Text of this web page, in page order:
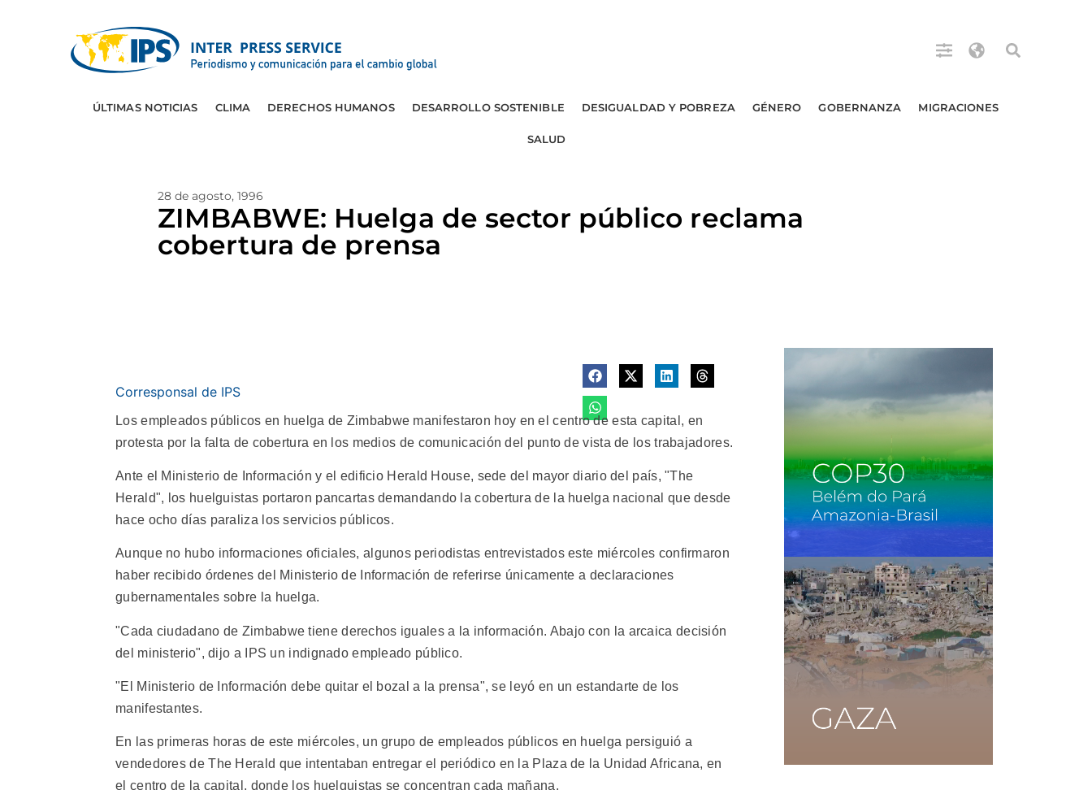
ÚLTIMAS NOTICIAS CLIMA DERECHOS HUMANOS DESARROLLO SOSTENIBLE DESIGUALDAD Y POBREZA GÉNERO GOBERNANZA MIGRACIONES
SALUD
28 de agosto, 1996
ZIMBABWE: Huelga de sector público reclama
cobertura de prensa
Corresponsal de IPS
Los empleados públicos en huelga de Zimbabwe manifestaron hoy en el centro de esta capital, en
protesta por la falta de cobertura en los medios de comunicación del punto de vista de los trabajadores.
Ante el Ministerio de Información y el edificio Herald House, sede del mayor diario del país, "The
Herald", los huelguistas portaron pancartas demandando la cobertura de la huelga nacional que desde
hace ocho días paraliza los servicios públicos.
Aunque no hubo informaciones oficiales, algunos periodistas entrevistados este miércoles confirmaron
haber recibido órdenes del Ministerio de Información de referirse únicamente a declaraciones
gubernamentales sobre la huelga.
"Cada ciudadano de Zimbabwe tiene derechos iguales a la información. Abajo con la arcaica decisión
del ministerio", dijo a IPS un indignado empleado público.
"El Ministerio de Información debe quitar el bozal a la prensa", se leyó en un estandarte de los
manifestantes.
En las primeras horas de este miércoles, un grupo de empleados públicos en huelga persiguió a
vendedores de The Herald que intentaban entregar el periódico en la Plaza de la Unidad Africana, en
el centro de la capital, donde los huelguistas se concentran cada mañana.